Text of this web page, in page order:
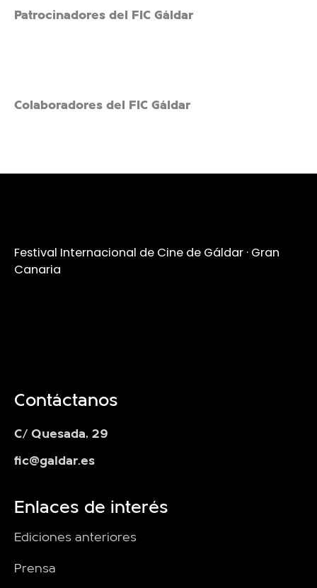
Patrocinadores del FIC Gáldar
Colaboradores del FIC Gáldar
Festival Internacional de Cine de Gáldar · Gran
Canaria
Contáctanos
C/ Quesada, 29
fic@galdar.es
Enlaces de interés
Ediciones anteriores
Prensa